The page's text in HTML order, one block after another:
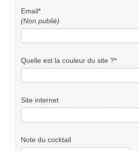
Email*
(Non publié)
Quelle est la couleur du site ?*
Site internet
Note du cocktail